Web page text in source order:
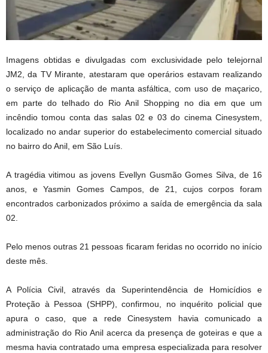
Imagens obtidas e divulgadas com exclusividade pelo telejornal
JM2, da TV Mirante, atestaram que operários estavam realizando
o serviço de aplicação de manta asfáltica, com uso de maçarico,
em parte do telhado do Rio Anil Shopping no dia em que um
incêndio tomou conta das salas 02 e 03 do cinema Cinesystem,
localizado no andar superior do estabelecimento comercial situado
no bairro do Anil, em São Luís.
A tragédia vitimou as jovens Evellyn Gusmão Gomes Silva, de 16
anos, e Yasmin Gomes Campos, de 21, cujos corpos foram
encontrados carbonizados próximo a saída de emergência da sala
02.
Pelo menos outras 21 pessoas ficaram feridas no ocorrido no início
deste mês.
A Polícia Civil, através da Superintendência de Homicídios e
Proteção à Pessoa (SHPP), confirmou, no inquérito policial que
apura o caso, que a rede Cinesystem havia comunicado a
administração do Rio Anil acerca da presença de goteiras e que a
mesma havia contratado uma empresa especializada para resolver